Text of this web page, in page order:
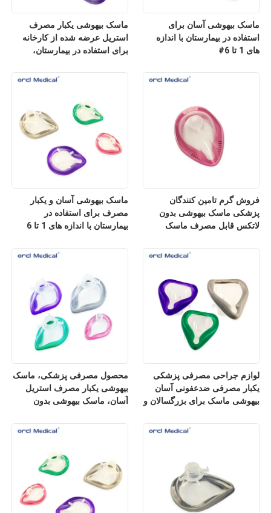
ماسک بیهوشی یکبار مصرف
استریل عرضه شده از کارخانه
برای استفاده در بیمارستان،
ماسک بیهوشی آسان برای
استفاده در بیمارستان با اندازه
های 1 تا 6#
ماسک بیهوشی آسان و یکبار
مصرف برای استفاده در
بیمارستان با اندازه های 1 تا 6
فروش گرم تامین کنندگان
پزشکی ماسک بیهوشی بدون
لاتکس قابل مصرف ماسک
محصول مصرفی پزشکی، ماسک
بیهوشی یکبار مصرف استریل
آسان، ماسک بیهوشی بدون
لوازم جراحی مصرفی پزشکی
یکبار مصرفی ضدعفونی آسان
بیهوشی ماسک برای بزرگسالان و